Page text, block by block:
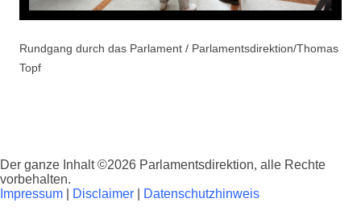
Rundgang durch das Parlament / Parlamentsdirektion/Thomas
Topf
Der ganze Inhalt ©2026 Parlamentsdirektion, alle Rechte
vorbehalten.
Impressum
Disclaimer Datenschutzhinweis